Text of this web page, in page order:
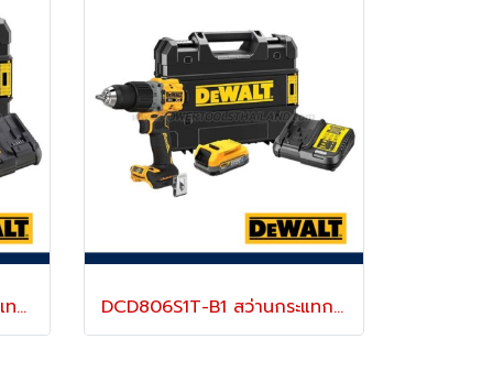
DCF900P2T-B1 บล็อกกระแทกไร้สาย 1/2" 20V MAX ไร้แปรงถ่าน แรงบิดสูงสุด 1396 NM. ความเร็วรอบ 2000 RPM พร้อมแบตเตอรี่ 5.0AH "DEWALT" ดีวอลท์ DCD806S1T-B1 สว่านกระแทกไร้สาย (ไร้แปรงถ่าน) 20V MAX ขนาด 13 มม.แรงบิดสูงสุด 90NM./2000-34000RPM พร้อมแบตเตอรี่ POWERSTACK+ แท่นชาร์จ (ครบชุด) "DEWALT" ดีวอลท์